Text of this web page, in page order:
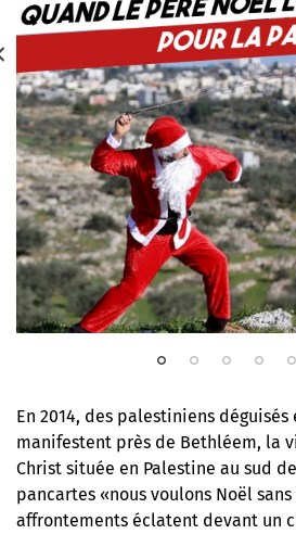
En 2014, des palestiniens déguisés
manifestent près de Bethléem, la
Christ située en Palestine au sud
pancartes «nous voulons Noël
affrontements éclatent devant un